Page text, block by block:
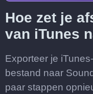
Hoe zet je
van iTunes
Exporteer je
bestand naar
paar stappen